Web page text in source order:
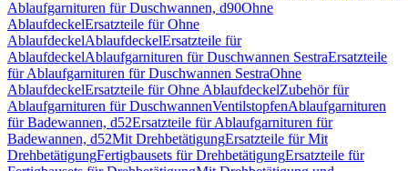
Ablaufgarnituren für Duschwannen, d90Ohne
AblaufdeckelErsatzteile für Ohne
AblaufdeckelAblaufdeckelErsatzteile für
AblaufdeckelAblaufgarnituren für Duschwannen SestraErsatzteile
für Ablaufgarnituren für Duschwannen SestraOhne
AblaufdeckelErsatzteile für Ohne AblaufdeckelZubehör für
Ablaufgarnituren für DuschwannenVentilstopfenAblaufgarnituren
für Badewannen, d52Ersatzteile für Ablaufgarnituren für
Badewannen, d52Mit DrehbetätigungErsatzteile für Mit
DrehbetätigungFertigbausets für DrehbetätigungErsatzteile für